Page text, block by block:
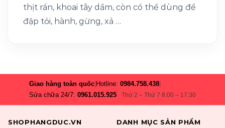
thịt rán, khoai tây dầm, còn có thể dùng để
đập tỏi, hành, gừng, xả …
Giao hàng toàn quốc|Hotline:0984.758.438|
Sửa chữa 24/7:0961.015.925 Thứ 2 – Thứ 7 8:00 – 17:30
SHOPHANGDUC.VN DANH MỤC SẢN PHẨM